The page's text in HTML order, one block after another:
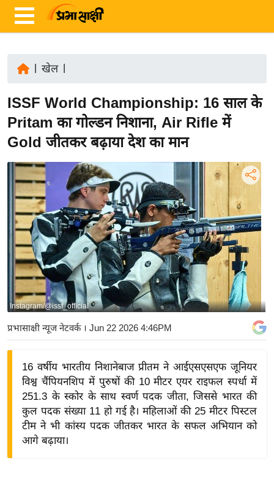
ज़ा
ख
ब
र
ष्ट्री
अं
त
र्रा
ष्ट्री
य
बि
ज़
ने
द्यो
खेल|
ISSF World Championship: 16 साल के
Pritam का गोल्डन निशाना, Air Rifle में
Gold जीतकर बढ़ाया देश का मान
Instagram/@issf_official
प्रभासाक्षी न्यूज नेटवर्क। Jun 22 2026 4:46PM
16 वर्षीय भारतीय निशानेबाज प्रीतम ने आईएसएसएफ जूनियर
विश्व चैंपियनशिप में पुरुषों की 10 मीटर एयर राइफल स्पर्धा में
251.3 के स्कोर के साथ स्वर्ण पदक जीता, जिससे भारत की
कुल पदक संख्या 11 हो गई है। महिलाओं की 25 मीटर पिस्टल
टीम ने भी कांस्य पदक जीतकर भारत के सफल अभियान को
आगे बढ़ाया।